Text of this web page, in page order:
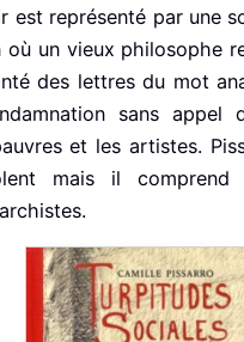
est représenté par une
où un vieux philosophe
des lettres du mot
sans appel
et les artistes.
mais il comprend